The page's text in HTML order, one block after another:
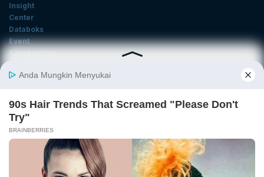
Insight
Center
Databoks
Event
KatadataOto
Email
Daftar